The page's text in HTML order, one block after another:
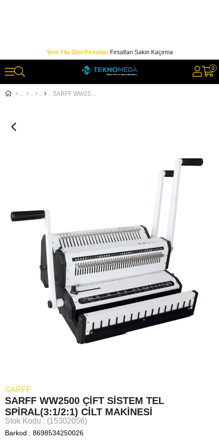
Yeni Yıla Özel FırsatlarFırsatları Sakın Kaçırma
0
SARFF WW2500 ÇİFT SİSTEM TEL SPİRAL(3:1/2:1) CİLT MAKİNESİ
SARFF
SARFF WW2500 ÇİFT SİSTEM TEL
SPİRAL(3:1/2:1) CİLT MAKİNESİ
Stok Kodu (15302056)
Barkod : 8698534250026